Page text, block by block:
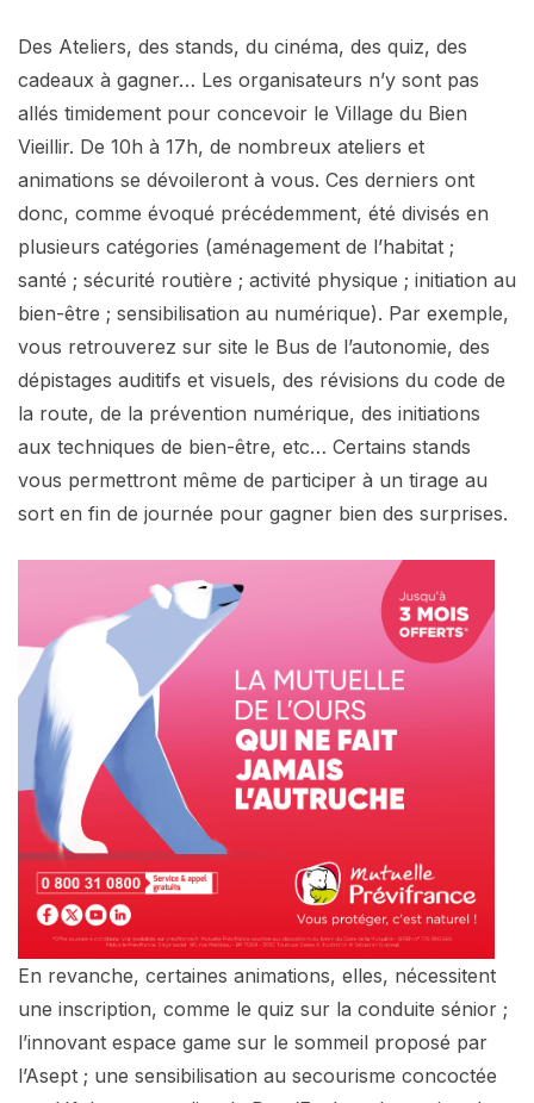
Des Ateliers, des stands, du cinéma, des quiz, des
cadeaux à gagner… Les organisateurs n’y sont pas
allés timidement pour concevoir le Village du Bien
Vieillir. De 10h à 17h, de nombreux ateliers et
animations se dévoileront à vous. Ces derniers ont
donc, comme évoqué précédemment, été divisés en
plusieurs catégories (aménagement de l’habitat ;
santé ; sécurité routière ; activité physique ; initiation au
bien-être ; sensibilisation au numérique). Par exemple,
vous retrouverez sur site le Bus de l’autonomie, des
dépistages auditifs et visuels, des révisions du code de
la route, de la prévention numérique, des initiations
aux techniques de bien-être, etc… Certains stands
vous permettront même de participer à un tirage au
sort en fin de journée pour gagner bien des surprises.
En revanche, certaines animations, elles, nécessitent
une inscription, comme le quiz sur la conduite sénior ;
l’innovant espace game sur le sommeil proposé par
l’Asept ; une sensibilisation au secourisme concoctée